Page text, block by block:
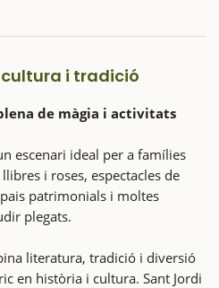
i tradició
de màgia i activitats
escenari ideal per a famílies
i roses, espectacles de
patrimonials i moltes
plegats.
literatura, tradició i diversió
en història i cultura. Sant Jordi